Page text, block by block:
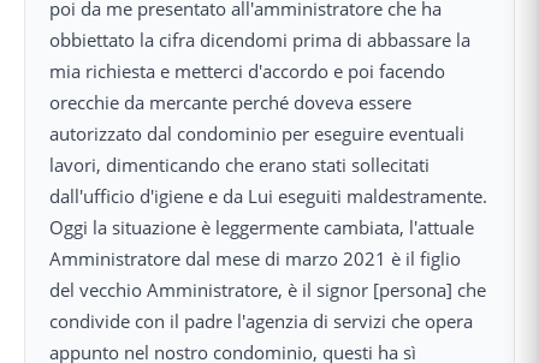
poi da me presentato all'amministratore che ha
obbiettato la cifra dicendomi prima di abbassare la
mia richiesta e metterci d'accordo e poi facendo
orecchie da mercante perché doveva essere
autorizzato dal condominio per eseguire eventuali
lavori, dimenticando che erano stati sollecitati
dall'ufficio d'igiene e da Lui eseguiti maldestramente.
Oggi la situazione è leggermente cambiata, l'attuale
Amministratore dal mese di marzo 2021 è il figlio
del vecchio Amministratore, è il signor [persona] che
condivide con il padre l'agenzia di servizi che opera
appunto nel nostro condominio, questi ha sì